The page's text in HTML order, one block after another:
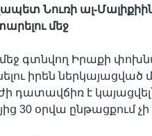
Նուռի ալ-
մեջ
գտնվող Իրաքի
իրեն ներկայացված
է կայացվել՝
30 օրվա ընթացքում